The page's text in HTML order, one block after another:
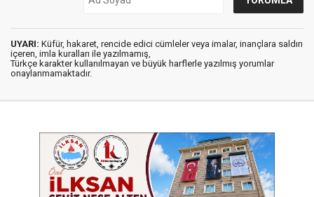
UYARI: Küfür, hakaret, rencide edici cümleler veya imalar, inançlara saldırı
içeren, imla kuralları ile yazılmamış,
Türkçe karakter kullanılmayan ve büyük harflerle yazılmış yorumlar
onaylanmamaktadır.